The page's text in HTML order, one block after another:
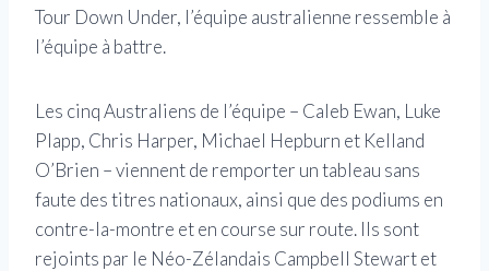
Tour Down Under, l’équipe australienne ressemble à
l’équipe à battre.
Les cinq Australiens de l’équipe – Caleb Ewan, Luke
Plapp, Chris Harper, Michael Hepburn et Kelland
O’Brien – viennent de remporter un tableau sans
faute des titres nationaux, ainsi que des podiums en
contre-la-montre et en course sur route. Ils sont
rejoints par le Néo-Zélandais Campbell Stewart et